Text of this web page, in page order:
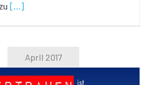
[…]
April 2017